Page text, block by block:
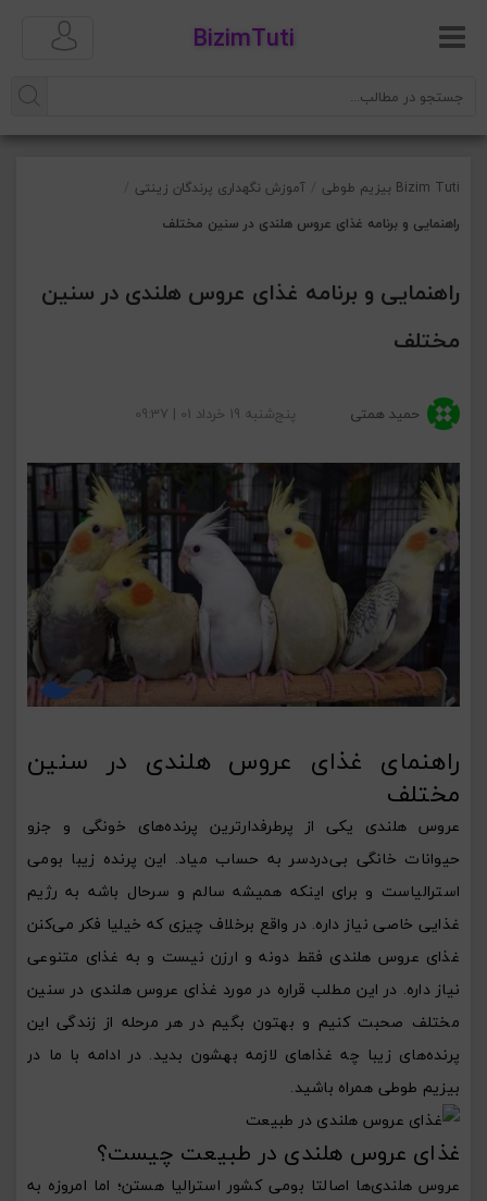
BizimTuti
Bizim Tuti بیزیم طوطی آموزش نگهداری پرندگان زینتی
راهنمایی و برنامه غذای عروس هلندی در سنین مختلف
راهنمایی و برنامه غذای عروس هلندی در سنین
مختلف
حمید همتی پنج‌شنبه 19 خرداد 01 | 09:37
راهنمای غذای عروس هلندی در سنین
مختلف
عروس هلندی یکی از پرطرفدارترین پرنده‌های خونگی و جزو
حیوانات خانگی بی‌دردسر به حساب میاد. این پرنده زیبا بومی
استرالیاست و برای اینکه همیشه سالم و سرحال باشه به رژیم
غذایی خاصی نیاز داره. در واقع برخلاف چیزی که خیلیا فکر می‌کنن
غذای عروس هلندی فقط دونه و ارزن نیست و به غذای متنوعی
نیاز داره. در این مطلب قراره در مورد غذای عروس هلندی در سنین
مختلف صحبت کنیم و بهتون بگیم در هر مرحله از زندگی این
پرنده‌های زیبا چه غذاهای لازمه بهشون بدید. در ادامه با ما در
بیزیم طوطی همراه باشید.
غذای عروس هلندی در طبیعت چیست؟
عروس هلندی‌ها اصالتا بومی کشور استرالیا هستن؛ اما امروزه به